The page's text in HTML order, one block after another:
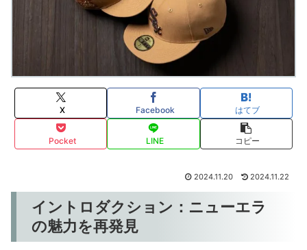
X Facebook はてブ
Pocket LINE コピー
2024.11.20 2024.11.22
イントロダクション：ニューエラ
の魅力を再発見